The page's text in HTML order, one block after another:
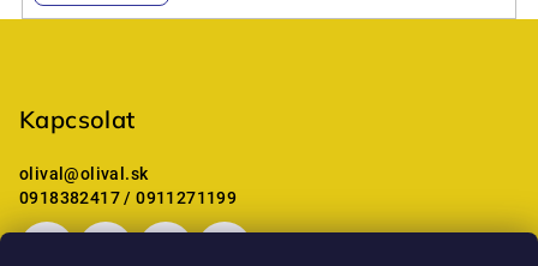
Kapcsolat
olival@olival.sk
0918382417 / 0911271199